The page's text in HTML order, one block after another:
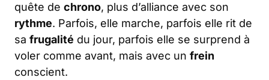
quête de chrono, plus d’alliance avec son
rythme. Parfois, elle marche, parfois elle rit de
sa frugalité du jour, parfois elle se surprend à
voler comme avant, mais avec un frein
conscient.